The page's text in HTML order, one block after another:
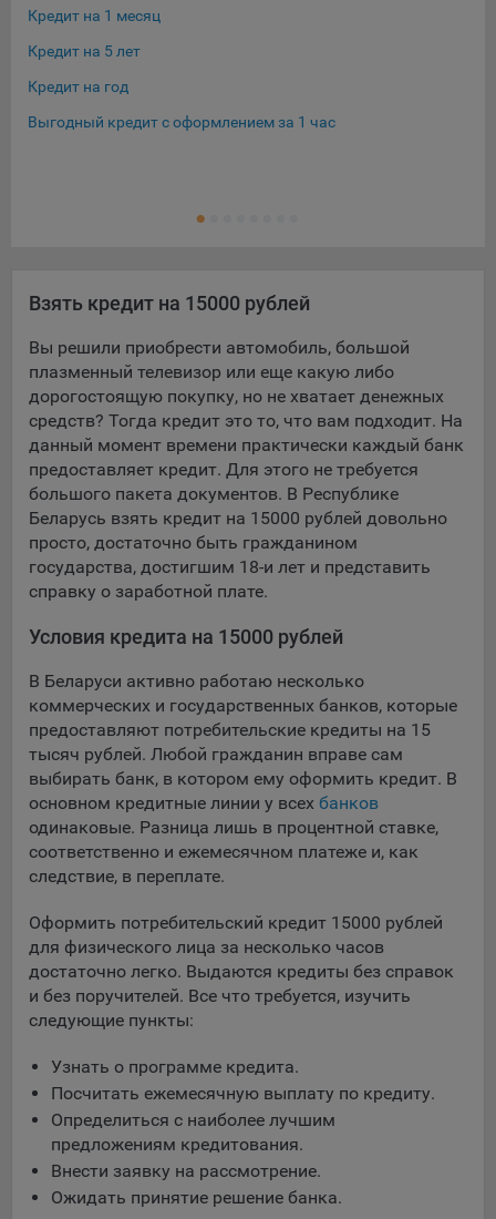
конфиденциальности Яндекс
Google Analytics – сервис веб-аналитики,
Google Data Protection Office, 1600 Amphitheatre Pkwy,
Mountain View, CA 94043, USA.
Политика
Пиксель VK Рекламы - сервис позволяет показывать
посещали сайт.
Адрес: ООО «ВК», РФ, 125167, г. Москва, Ленинградский
проспект, д. 39, стр. 79, БЦ «SkyLight».
Технические настройки
Технические настройки хранят технические данные вашего
выбора (например, языкового). Техническая аналитика
используется для обеспечения корректной работы сайта.
Компании, которой мы поручаем обработку данных для
компанией, согласно договора аренды ООО «Рэкун
пом.44.
Рекламные Cookie
Отключение рекламных cookie-файлы не позволит
принимать меры по совершенствованию работы
Сайта, исходя из предпочтений пользователя, а также
осуществлять подбор рекламы, иных рекламных
материалов по наиболее актуальному, подходящему
Компании, которым мы поручаем обработку данных для
данной цели:
Яндекса рекламная сеть (Yandex Mobile Ads, ADFOX) -
сервис показа контекстной рекламы. Адрес: Yandex
Google Ads - сервис показа контекстной рекламы,
предоставляемый компанией Google Ireland Ltd, Gordon
Сохранить мои изменения
Кредит на 1 месяц
Кредит на 5 лет
Кредит на год
Выгодный кредит с оформлением за 1 час
Взять кредит на 15000 рублей
Вы решили приобрести автомобиль, большой
плазменный телевизор или еще какую либо
дорогостоящую покупку, но не хватает денежных
средств? Тогда кредит это то, что вам подходит. На
данный момент времени практически каждый банк
предоставляет кредит. Для этого не требуется
большого пакета документов. В Республике
Беларусь взять кредит на 15000 рублей довольно
просто, достаточно быть гражданином
государства, достигшим 18-и лет и представить
справку о заработной плате.
Условия кредита на 15000 рублей
В Беларуси активно работаю несколько
коммерческих и государственных банков, которые
предоставляют потребительские кредиты на 15
тысяч рублей. Любой гражданин вправе сам
выбирать банк, в котором ему оформить кредит. В
основном кредитные линии у всех банков
одинаковые. Разница лишь в процентной ставке,
соответственно и ежемесячном платеже и, как
следствие, в переплате.
Оформить потребительский кредит 15000 рублей
для физического лица за несколько часов
достаточно легко. Выдаются кредиты без справок
и без поручителей. Все что требуется, изучить
следующие пункты:
Узнать о программе кредита.
Посчитать ежемесячную выплату по кредиту.
Определиться с наиболее лучшим
предложениям кредитования.
Внести заявку на рассмотрение.
Ожидать принятие решение банка.